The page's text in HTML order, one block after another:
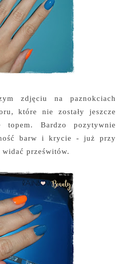
zdjęciu na paznokciach
które nie zostały jeszcze
topem. Bardzo pozytywnie
barw i krycie - już przy
prześwitów.